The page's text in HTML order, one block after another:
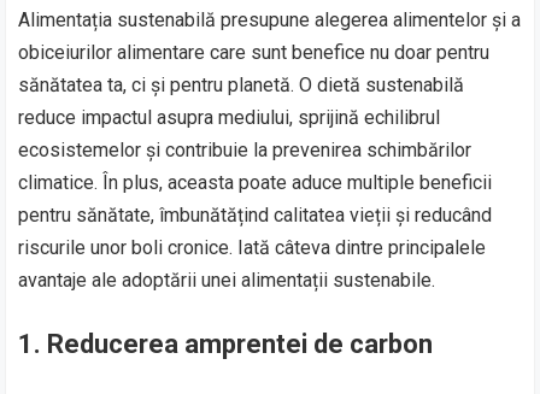
Alimentația sustenabilă presupune alegerea alimentelor și a
obiceiurilor alimentare care sunt benefice nu doar pentru
sănătatea ta, ci și pentru planetă. O dietă sustenabilă
reduce impactul asupra mediului, sprijină echilibrul
ecosistemelor și contribuie la prevenirea schimbărilor
climatice. În plus, aceasta poate aduce multiple beneficii
pentru sănătate, îmbunătățind calitatea vieții și reducând
riscurile unor boli cronice. Iată câteva dintre principalele
avantaje ale adoptării unei alimentații sustenabile.
1. Reducerea amprentei de carbon